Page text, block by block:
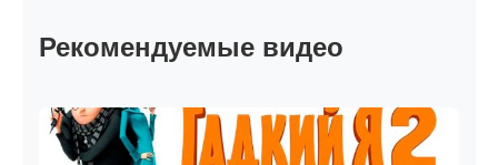
Рекомендуемые видео